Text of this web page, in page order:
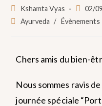
Kshamta Vyas
02/
Ayurveda / Évènements
Chers amis du bien-
Nous sommes ravis
journée spéciale